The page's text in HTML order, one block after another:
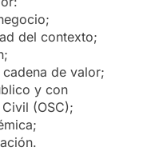
del contexto;
de valor;
y con
(OSC);